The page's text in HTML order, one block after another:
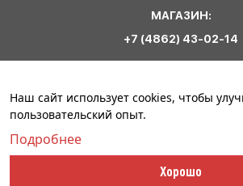
МАГАЗИН:
+7 (4862) 43-02-14
Обратная связь
Политика
Наш сайт использует cookies, чтобы
пользовательский опыт.
Подробнее
Хорошо